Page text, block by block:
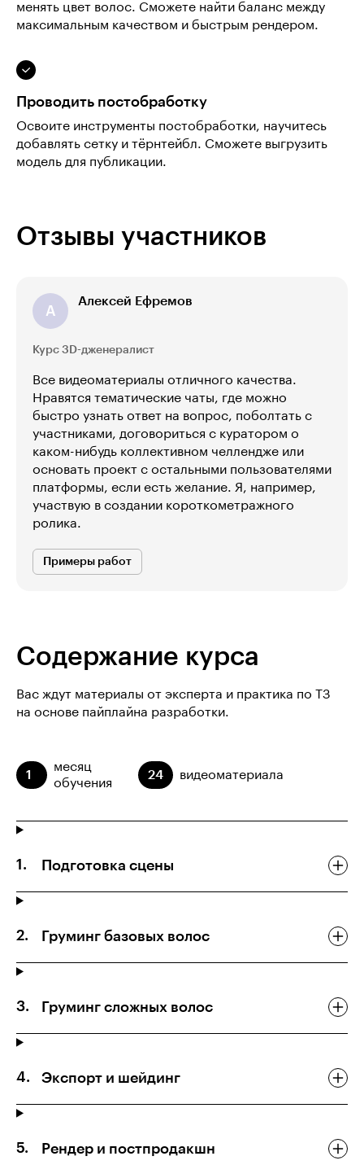
менять цвет волос. Сможете найти баланс между
максимальным качеством и быстрым рендером.
Проводить постобработку
Освоите инструменты постобработки, научитесь
добавлять сетку и тёрнтейбл. Сможете выгрузить
модель для публикации.
Отзывы участников
А
Алексей Ефремов
Курс 3D-дженералист
Все видеоматериалы отличного качества.
Нравятся тематические чаты, где можно
быстро узнать ответ на вопрос, поболтать с
участниками, договориться с куратором о
каком-нибудь коллективном челлендже или
основать проект с остальными пользователями
платформы, если есть желание. Я, например,
участвую в создании короткометражного
ролика.
Примеры работ
Содержание курса
Вас ждут материалы от эксперта и практика по ТЗ
на основе пайплайна разработки.
1
месяц
обучения
24 видеоматериала
Подготовка сцены
Груминг базовых волос
Груминг сложных волос
Экспорт и шейдинг
Рендер и постпродакшн